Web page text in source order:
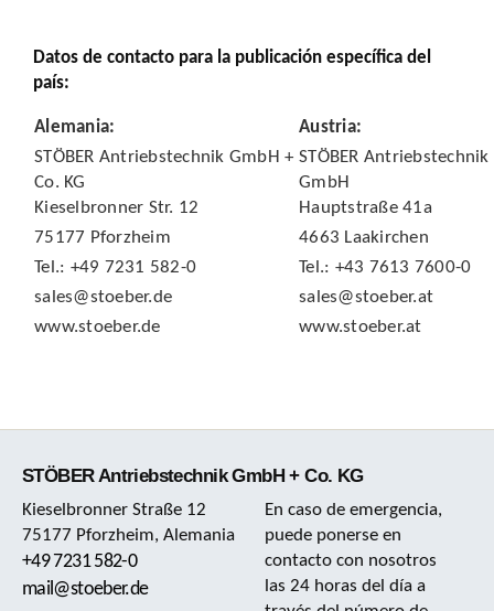
Datos de contacto para la publicación específica del
país:
Alemania:
Austria:
STÖBER Antriebstechnik GmbH +
Co. KG
Kieselbronner Str. 12
STÖBER Antriebstechnik
GmbH
Hauptstraße 41a
75177 Pforzheim
4663 Laakirchen
Tel.: +49 7231 582-0
Tel.: +43 7613 7600-0
sales@stoeber.de
sales@stoeber.at
www.stoeber.de
www.stoeber.at
STÖBER Antriebstechnik GmbH + Co. KG
Kieselbronner Straße 12
75177 Pforzheim, Alemania
+49 7231 582-0
mail@stoeber.de
En caso de emergencia,
puede ponerse en
contacto con nosotros
las 24 horas del día a